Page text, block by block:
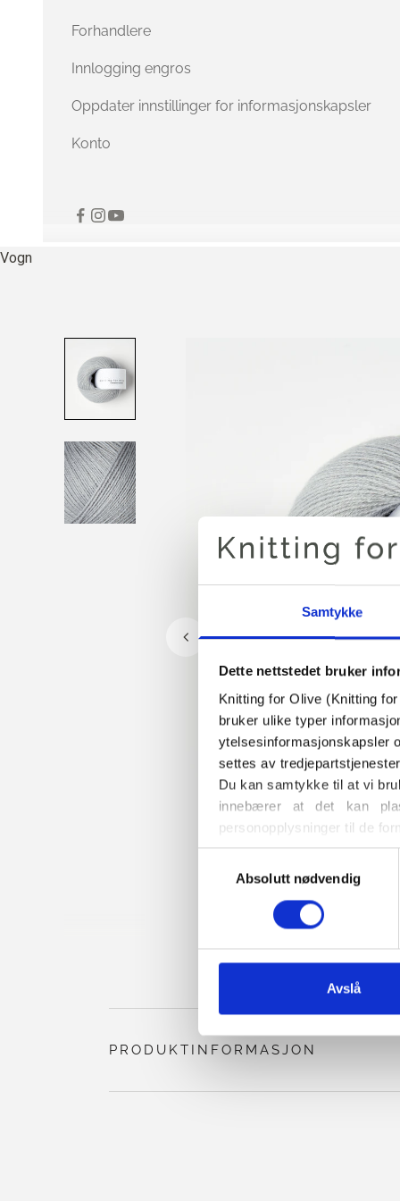
Samtykke
Dette nettstedet bruker
Knitting for Olive (Knitting
bruker ulike typer
ytelsesinformasjonskapsler
settes av
Du kan samtykke til at vi
innebærer at det kan
personopplysninger til de
Du kan når som helst
også finner informasjon om
Absolutt nødvendig
Avslå
Forhandlere
Innlogging engros
Oppdater innstillinger for informasjonskapsler
Konto
Vogn
PRODUKTINFORMASJON